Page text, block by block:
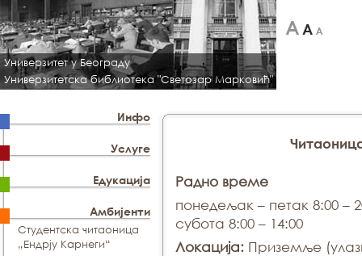
Универзитет у Београду
Универзитетска библиотека "Светозар Марковић"
Инфо
Услуге
Едукација
Амбијенти
Студентска читаоница
„Ендрју Карнеги“
Радно време
понедељак – петак 8:00 –
субота 8:00 – 14:00
Локација: Приземље